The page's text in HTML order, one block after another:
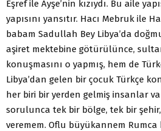
Eşref ile Ayşe’nin kızıydı. Bu aile
yapısını yansıtır. Hacı Mebruk ile
babam Sadullah Bey Libya’da
aşiret mektebine götürülünce,
konuşmasını o yapmış, hem de
Libya’dan gelen bir çocuk Türkçe
her biri bir yerden gelmiş insanlar
sorulunca tek bir bölge, tek bir
veremem. Oflu büyükannem